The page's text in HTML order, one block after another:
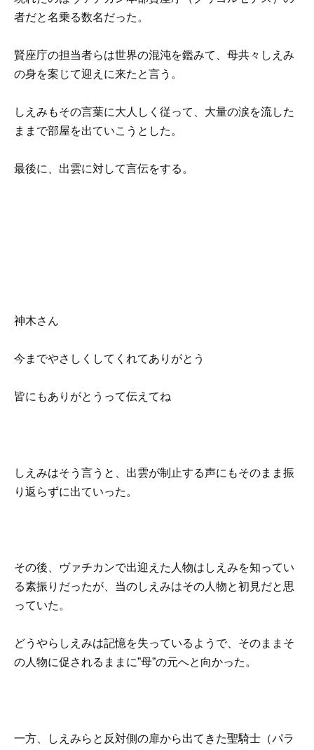
者だと名乗る数名だった。
賢座庁の担当者らは世界の混沌を鑑みて、母共々しえみ
の身を案じて迎えに来たと言う。
しえみもその言葉に大人しく従って、大量の涙を流した
ままで部屋を出ていこうとした。
最後に、出雲に対して言伝をする。
神木さん
今までやさしくしてくれてありがとう
皆にもありがとうって伝えてね
しえみはそう言うと、出雲が制止する声にもそのまま振
り返らずに出ていった。
その後、ヴァチカンで出迎えた人物はしえみを知ってい
る素振りだったが、当のしえみはその人物と初見だと思
っていた。
どうやらしえみは記憶を失っているようで、そのままそ
の人物に促されるままに”母”の元へと向かった。
一方、しえみらと反対側の扉から出てきた聖騎士（パラ